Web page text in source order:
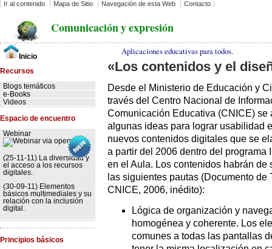
Ir al contenido Mapa de Sitio Navegación de esta Web Contacto
Comunicación y expresión
Aplicaciones educativas para todos.
Inicio
Recursos
Blogs temáticos
e-Books
Videos
Espacio de encuentro
Webinar
(25-11-11) La diversidad y
el acceso a los recursos
digitales.
(30-09-11) Elementos
básicos multimediales y su
relación con la inclusión
digital.
Principios básicos
«Los contenidos y el
Desde el Ministerio de Educación y
través del Centro Nacional de
Comunicación Educativa (CNICE) se
algunas ideas para lograr usabilidad
nuevos contenidos digitales que se
a partir del 2006 dentro del programa
en el Aula. Los contenidos habrán de
las siguientes pautas (Documento de
CNICE, 2006, inédito):
Lógica de organización y
homogénea y coherente. Los
comunes a todas las pantallas